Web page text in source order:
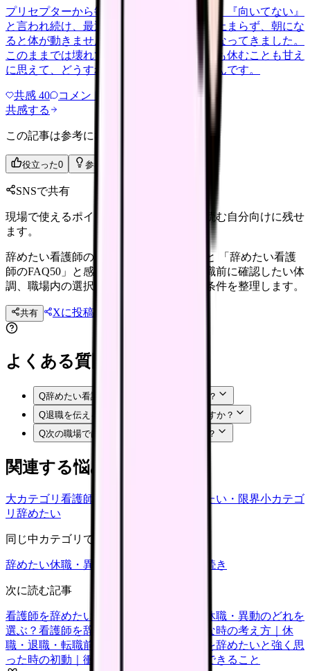
プリセプターから毎日のように『辞めれば』『向いてない』
と言われ続け、最近は職場が近づくと涙が止まらず、朝にな
ると体が動きません。食事も喉を通らなくなってきました。
このままでは壊れてしまう気がします。でも休むことも甘え
に思えて、どうすればいいのか分からないんです。
共感 40 コメント
共感する
この記事は参考になりましたか？
役立った0 参考になった
SNSで共有
現場で使えるポイントを、同僚やあとで読む自分向けに残せ
ます。
辞めたい看護師のFAQ50時に確認すること 「辞めたい看護
師のFAQ50」と感じる看護師さんへ。退職前に確認したい体
調、職場内の選択肢、法務面、次の職場条件を整理します。
共有 Xに投稿
よくある質問
Q辞めたい看護師のFAQ50のは甘えですか？
Q退職を伝える前に何を準備すればいいですか？
Q次の職場では何を確認すればいいですか？
関連する悩みカテゴリ
大カテゴリ 看護師の悩み 辞めたい・限界小カテゴ
リ 辞めたい
同じ中カテゴリで見る
辞めたい休職・異動 退職手続き
次に読む記事
看護師を辞めたい時の判断基準｜転職・休職・異動のどれを
選ぶ？ 看護師を辞めたいけどお金が不安な時の考え方｜休
職・退職・転職前に確認すること
看護師を辞めたいと強く思
った時の初動｜衝動的に辞める前に今日できること